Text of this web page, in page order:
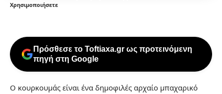
Χρησιμοποιήσετε
Πρόσθεσε το Toftiaxa.gr ως προτεινόμενη
πηγή στη Google
Ο κουρκουμάς είναι ένα δημοφιλές αρχαίο μπαχαρικό